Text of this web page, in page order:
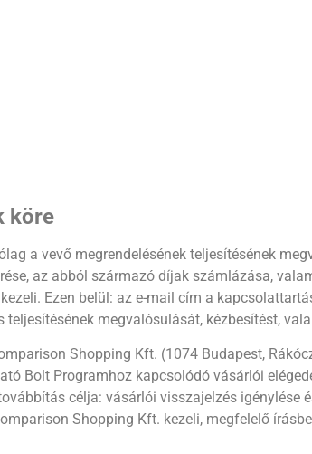
köre
a vevő megrendelésének teljesítésének
az abból származó díjak számlázása,
Ezen belül: az e-mail cím a
megvalósulását, kézbesítést,
Shopping Kft. (1074 Budapest,
Bolt Programhoz kapcsolódó vásárlói
célja: vásárlói visszajelzés
Shopping Kft. kezeli, megfelelő